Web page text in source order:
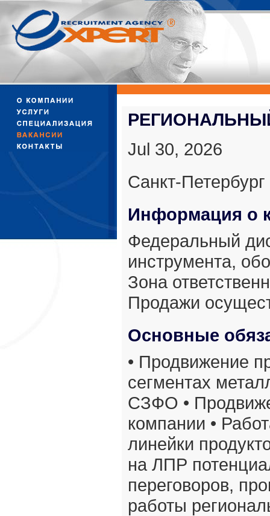
Jul 30, 2026
Санкт-Петербург
Информация о
Федеральный
инструмента,
Зона
Продажи
Основные
• Продвижение
сегментах
СЗФО •
компании •
линейки
на ЛПР
переговоров,
работы